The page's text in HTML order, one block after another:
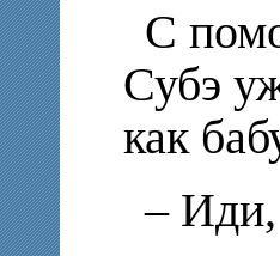
С
Субэ
как
–